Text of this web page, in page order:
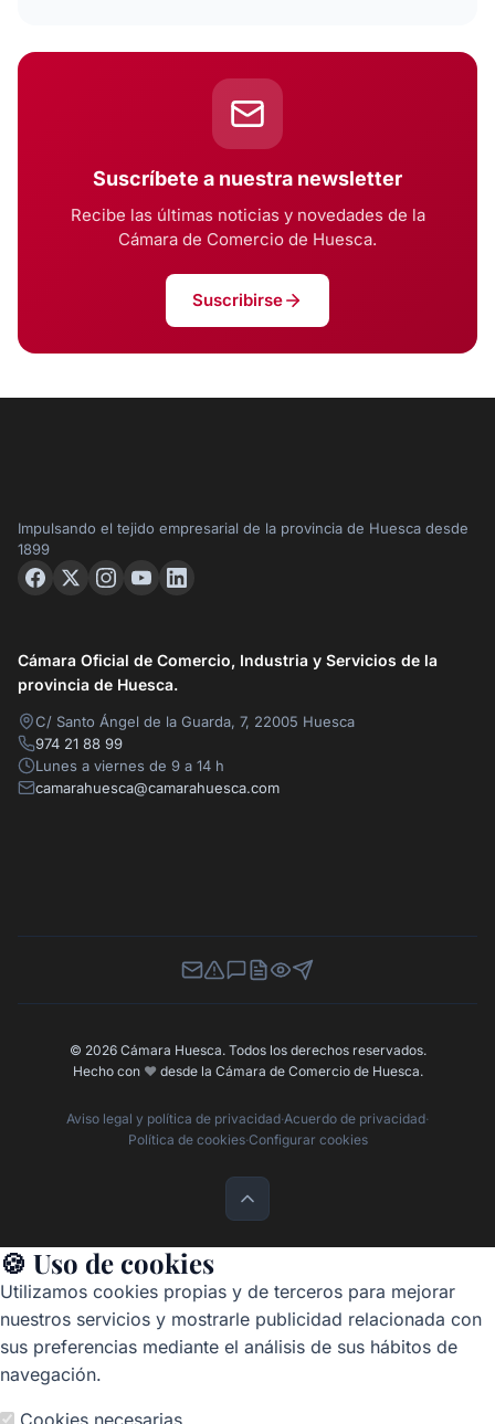
Suscríbete a nuestra newsletter
Recibe las últimas noticias y novedades de la
Cámara de Comercio de Huesca.
Suscribirse
Impulsando el tejido empresarial de la provincia de Huesca desde
1899
Cámara Oficial de Comercio, Industria y Servicios de la
provincia de Huesca.
C/ Santo Ángel de la Guarda, 7, 22005 Huesca
974 21 88 99
Lunes a viernes de 9 a 14 h
camarahuesca@camarahuesca.com
Newsletter
Canal de Denuncias
Buzón de Sugerencias
Perfil Contratante
Ley de Transparencia
Contacta con nosotros
© 2026 Cámara Huesca. Todos los derechos reservados.
Hecho con ❤️ desde la Cámara de Comercio de Huesca.
Aviso legal y política de privacidad·Acuerdo de privacidad·
Política de cookies·Configurar cookies
🍪 Uso de cookies
Utilizamos cookies propias y de terceros para mejorar
nuestros servicios y mostrarle publicidad relacionada con
sus preferencias mediante el análisis de sus hábitos de
navegación.